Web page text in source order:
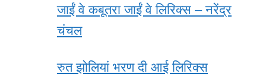
जाईं वे कबूतरा जाईं वे लिरिक्स – नरेंद्र
चंचल
रुत झोलियां भरण दी आई लिरिक्स